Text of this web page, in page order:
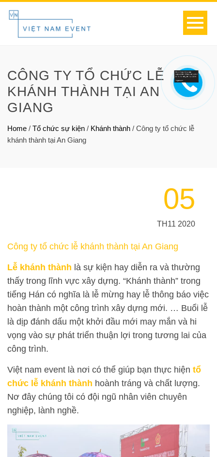
CÔNG TY TỔ CHỨC LỄ
KHÁNH THÀNH TẠI AN
GIANG
Home / Tổ chức sự kiện / Khánh thành / Công ty tổ chức lễ
khánh thành tại An Giang
05
TH11 2020
Công ty tổ chức lễ khánh thành tại An Giang
Lễ khánh thành là sự kiện hay diễn ra và thường
thấy trong lĩnh vực xây dựng. “Khánh thành” trong
tiếng Hán có nghĩa là lễ mừng hay lễ thông báo việc
hoàn thành một công trình xây dựng mới. … Buổi lễ
là dịp đánh dấu một khởi đầu mới may mắn và hi
vọng vào sự phát triển thuận lợi trong tương lai của
công trình.
Việt nam event là nơi có thể giúp bạn thực hiện tổ
chức lễ khánh thành hoành tráng và chất lượng.
Nơ đây chúng tôi có đội ngũ nhân viên chuyên
nghiệp, lành nghề.